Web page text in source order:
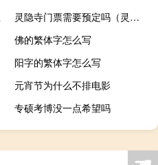
灵隐寺门票需要预定吗（灵隐寺门票）
佛的繁体字怎么写
阳字的繁体字怎么写
元宵节为什么不排电影
专硕考博没一点希望吗